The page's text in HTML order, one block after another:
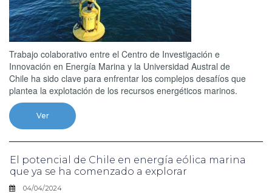
Trabajo colaborativo entre el Centro de Investigación e
Innovación en Energía Marina y la Universidad Austral de
Chile ha sido clave para enfrentar los complejos desafíos que
plantea la explotación de los recursos energéticos marinos.
Ver
El potencial de Chile en energía eólica marina
que ya se ha comenzado a explorar
04/04/2024